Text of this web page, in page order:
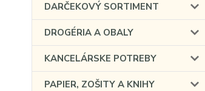
DARČEKOVÝ SORTIMENT
DROGÉRIA A OBALY
KANCELÁRSKE POTREBY
PAPIER, ZOŠITY A KNIHY